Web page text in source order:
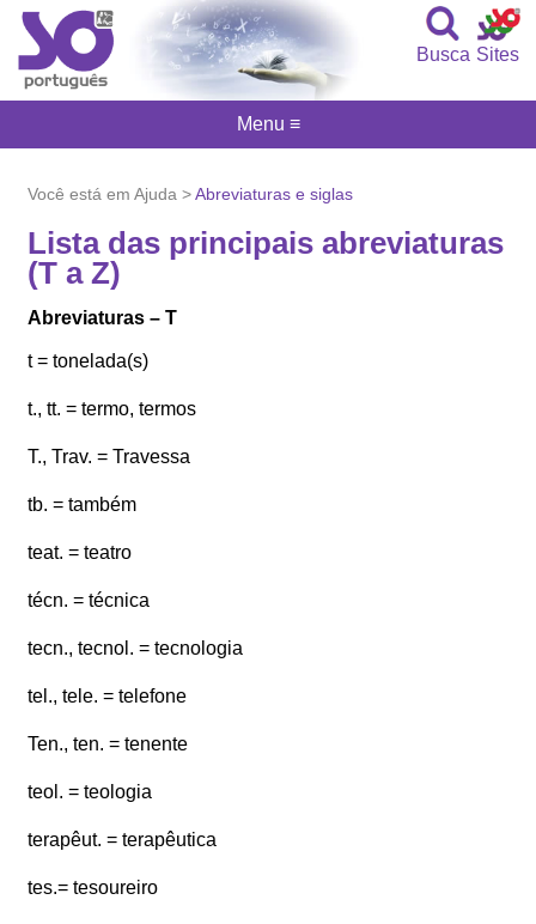
Sites
Busca
Você está em Ajuda >Abreviaturas e siglas
Lista das principais abreviaturas
(T a Z)
Abreviaturas – T
t = tonelada(s)
t., tt. = termo, termos
T., Trav. = Travessa
tb. = também
teat. = teatro
técn. = técnica
tecn., tecnol. = tecnologia
tel., tele. = telefone
Ten., ten. = tenente
teol. = teologia
terapêut. = terapêutica
tes.= tesoureiro